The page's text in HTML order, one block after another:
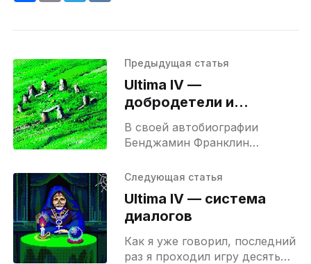
Предыдущая статья
Ultima IV —
добродетели и
догматы веры
В своей автобиографии
Бенджамин Франклин
отцов-основателей США, чей
стодолларовой купюре)
вспоминает, как после
становления успешным
книгопечатником в
Следующая статья
Ultima IV — система
диалогов
Как я уже говорил, последний
раз я проходил игру десять